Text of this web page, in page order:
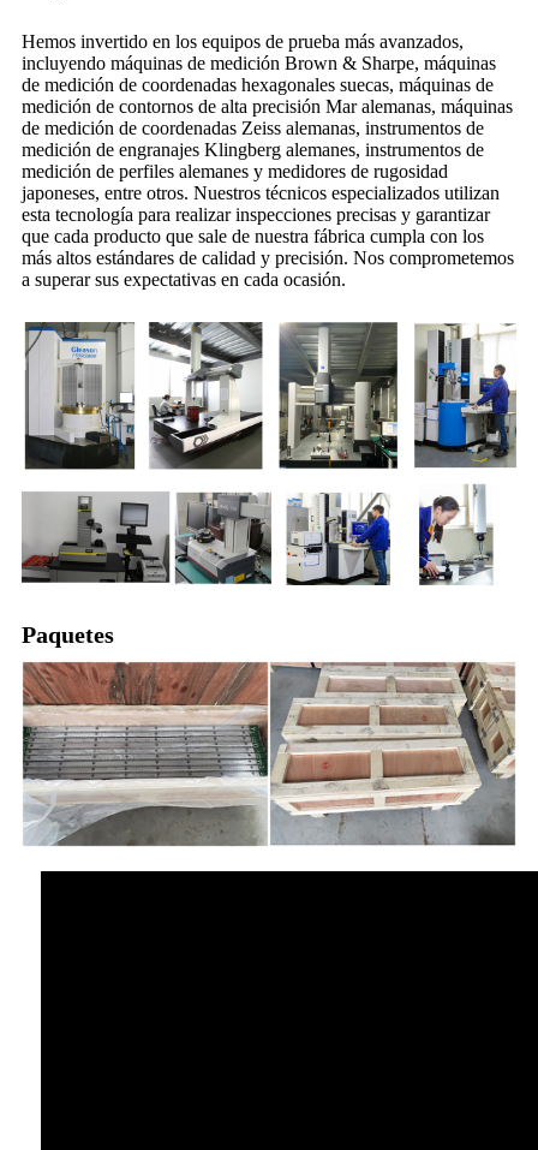
Hemos invertido en los equipos de prueba más avanzados,
incluyendo máquinas de medición Brown & Sharpe, máquinas
de medición de coordenadas hexagonales suecas, máquinas de
medición de contornos de alta precisión Mar alemanas, máquinas
de medición de coordenadas Zeiss alemanas, instrumentos de
medición de engranajes Klingberg alemanes, instrumentos de
medición de perfiles alemanes y medidores de rugosidad
japoneses, entre otros. Nuestros técnicos especializados utilizan
esta tecnología para realizar inspecciones precisas y garantizar
que cada producto que sale de nuestra fábrica cumpla con los
más altos estándares de calidad y precisión. Nos comprometemos
a superar sus expectativas en cada ocasión.
Paquetes